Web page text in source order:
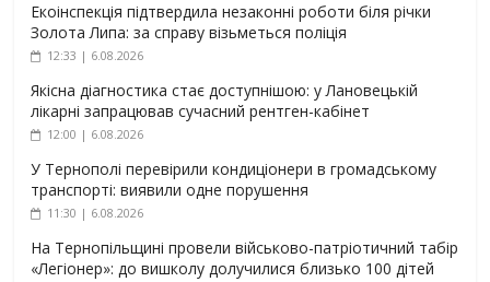
Екоінспекція підтвердила незаконні роботи біля річки
Золота Липа: за справу візьметься поліція
12:33 | 6.08.2026
Якісна діагностика стає доступнішою: у Лановецькій
лікарні запрацював сучасний рентген-кабінет
12:00 | 6.08.2026
У Тернополі перевірили кондиціонери в громадському
транспорті: виявили одне порушення
11:30 | 6.08.2026
На Тернопільщині провели військово-патріотичний табір
«Легіонер»: до вишколу долучилися близько 100 дітей